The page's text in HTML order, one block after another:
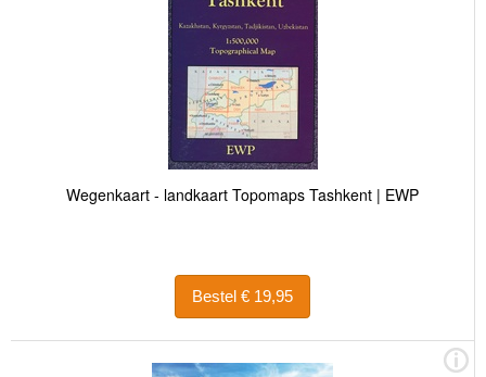
Wegenkaart - landkaart Topomaps Tashkent | EWP
Bestel € 19,95